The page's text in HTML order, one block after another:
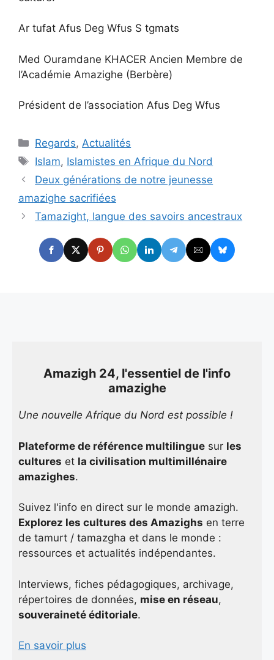
Ar tufat Afus Deg Wfus S tgmats
Med Ouramdane KHACER Ancien Membre de
l’Académie Amazighe (Berbère)
Président de l’association Afus Deg Wfus
Catégories
Regards,Actualités
Étiquettes
Islam, Islamistes en Afrique du Nord
Deux générations de notre jeunesse
amazighe sacrifiées
Tamazight, langue des savoirs ancestraux
Amazigh 24, l'essentiel de l'info
amazighe
Une nouvelle Afrique du Nord est possible !
Plateforme de référence multilingue sur les
cultures et la civilisation multimillénaire
amazighes.
Suivez l'info en direct sur le monde amazigh.
Explorez les cultures des Amazighs en terre
de tamurt / tamazgha et dans le monde :
ressources et actualités indépendantes.
Interviews, fiches pédagogiques, archivage,
répertoires de données, mise en réseau,
souveraineté éditoriale.
En savoir plus